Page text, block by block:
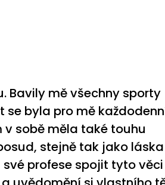
Bavily mě všechny sporty
se byla pro mě
sobě měla také touhu
stejně tak jako láska
profese spojit tyto věci